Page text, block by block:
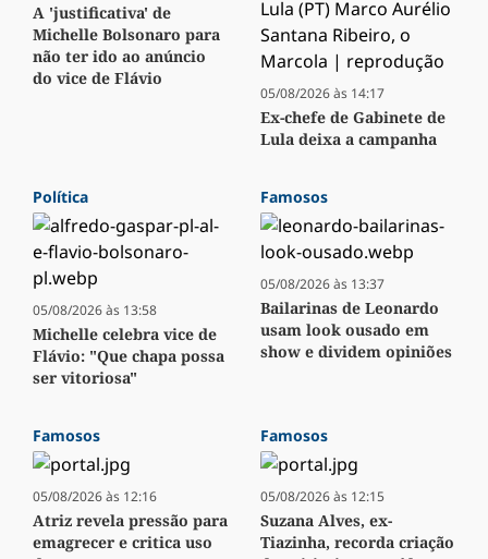
A 'justificativa' de
Michelle Bolsonaro para
não ter ido ao anúncio
do vice de Flávio
05/08/2026 às 14:17
Ex-chefe de Gabinete de
Lula deixa a campanha
Política
05/08/2026 às 13:58
Michelle celebra vice de
Flávio: "Que chapa possa
ser vitoriosa"
Famosos
05/08/2026 às 13:37
Bailarinas de Leonardo
usam look ousado em
show e dividem opiniões
Famosos
05/08/2026 às 12:16
Atriz revela pressão para
emagrecer e critica uso
Famosos
05/08/2026 às 12:15
Suzana Alves, ex-
Tiazinha, recorda criação